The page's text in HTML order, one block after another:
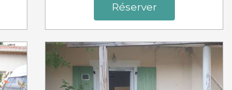
Réserver